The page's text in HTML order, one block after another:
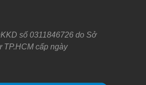
số 0311846726 do Sở
TP.HCM cấp ngày